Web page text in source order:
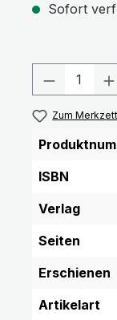
Sofort
Produkt
Zum
ISBN
Verlag
Seiten
Erschienen
Artikelart